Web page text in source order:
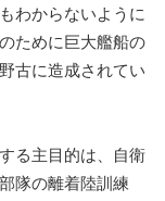
わからないように
ために巨大艦船の
古に造成されてい
る主目的は、自衛
隊の離着陸訓練